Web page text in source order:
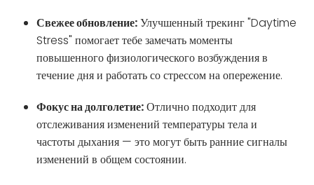
Свежее обновление:Улучшенный трекинг "Daytime
Stress" помогает тебе замечать моменты
повышенного физиологического возбуждения в
течение дня и работать со стрессом на опережение.
Фокус на долголетие:Отлично подходит для
отслеживания изменений температуры тела и
частоты дыхания — это могут быть ранние сигналы
изменений в общем состоянии.